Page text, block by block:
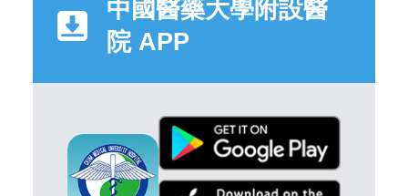
中國醫藥大學附設醫
院 APP